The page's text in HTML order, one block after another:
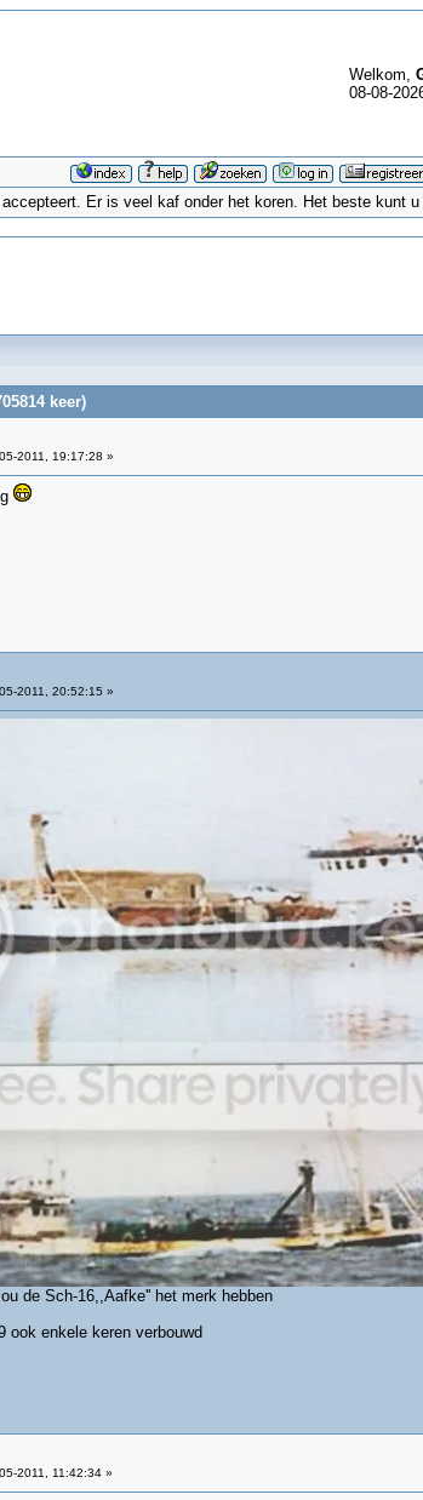
Welkom,
08-08-
Er is veel kaf onder het koren. Het beste kunt
keer)
2011, 19:17:28 »
2011, 20:52:15 »
de Sch-16,,Aafke'' het merk hebben
ook enkele keren verbouwd
2011, 11:42:34 »